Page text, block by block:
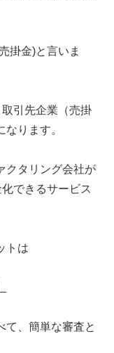
掛金)と言いま
引先企業（売掛
ります。
クタリング会社が
できるサービス
トは
て、簡単な審査と